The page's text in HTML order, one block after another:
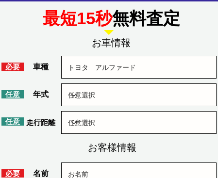
​最短15秒無料査定
​お車情報
​必要 車種
​任意 ​年式
​走行距離
​任意
お客様情報
​必要 ​名前